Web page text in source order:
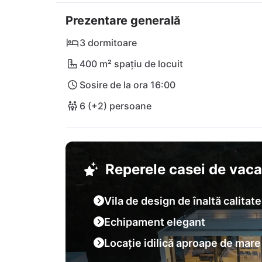
localități de coastă încântătoare precum
cristalină a Mării Mediterane te îmbie
bucură-te de zile de neuitat pline de soare
Prezentare generală
3 dormitoare
400 m² spațiu de locuit
Sosire de la ora 16:00
6 (+2) persoane
Reperele casei de
Vila de design de înaltă calitate
Echipament elegant
Locație idilică aproape de mare